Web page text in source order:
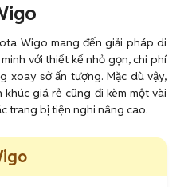
Wigo mang đến giải pháp di
với thiết kế nhỏ gọn, chi phí
xoay sở ấn tượng. Mặc dù vậy,
giá rẻ cũng đi kèm một vài
trang bị tiện nghi nâng cao.